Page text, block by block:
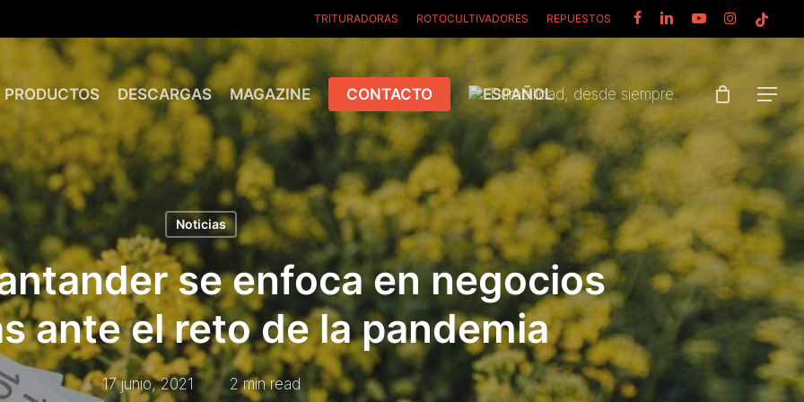
FACEBOOKLINKEDINYOUTUBEINSTAGRAM
TIKTOK
TRITURADORAS ROTOCULTIVADORES REPUESTOS
PRODUCTOS DESCARGAS MAGAZINE CONTACTO Durabilidad, desde siempre. Menu
Noticias
se enfoca en negocios
ante el reto de la pandemia
17 junio, 2021 2 min read